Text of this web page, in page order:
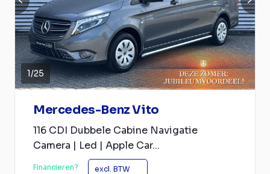
1/25
Mercedes-Benz Vito
116 CDI Dubbele Cabine Navigatie
Camera | Led | Apple Car...
Financieren? excl. BTW